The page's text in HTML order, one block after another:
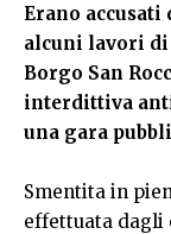
Erano
alcuni lavori di
Borgo San
interdittiva
una gara
Smentita in
effettuata dagli